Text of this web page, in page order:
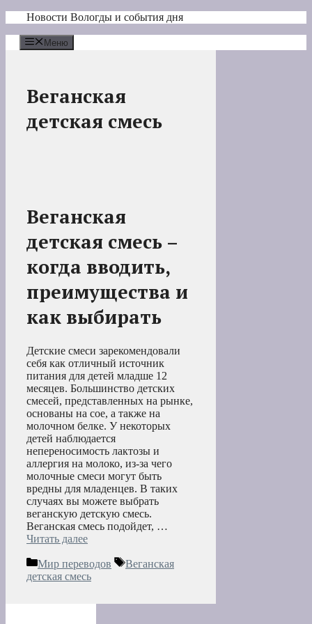
Перейти
содержимому
Новости Вологды и события дня
Меню
Веганская
детская смесь
Веганская
детская смесь –
когда вводить,
преимущества и
как выбирать
Детские смеси зарекомендовали
себя как отличный источник
питания для детей младше 12
месяцев. Большинство детских
смесей, представленных на рынке,
основаны на сое, а также на
молочном белке. У некоторых
детей наблюдается
непереносимость лактозы и
аллергия на молоко, из-за чего
молочные смеси могут быть
вредны для младенцев. В таких
случаях вы можете выбрать
веганскую детскую смесь.
Веганская смесь подойдет, …
Читать далее
Рубрики
Мир переводов Метки
Веганская
детская смесь